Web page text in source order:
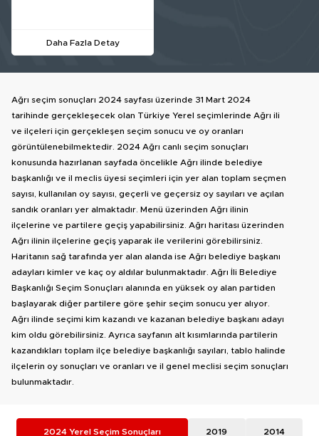
Daha Fazla Detay
Ağrı seçim sonuçları 2024 sayfası üzerinde 31 Mart 2024
tarihinde gerçekleşecek olan Türkiye Yerel seçimlerinde Ağrı ili
ve ilçeleri için gerçekleşen seçim sonucu ve oy oranları
görüntülenebilmektedir. 2024 Ağrı canlı seçim sonuçları
konusunda hazırlanan sayfada öncelikle Ağrı ilinde belediye
başkanlığı ve il meclis üyesi seçimleri için yer alan toplam seçmen
sayısı, kullanılan oy sayısı, geçerli ve geçersiz oy sayıları ve açılan
sandık oranları yer almaktadır. Menü üzerinden Ağrı ilinin
ilçelerine ve partilere geçiş yapabilirsiniz. Ağrı haritası üzerinden
Ağrı ilinin ilçelerine geçiş yaparak ile verilerini görebilirsiniz.
Haritanın sağ tarafında yer alan alanda ise Ağrı belediye başkanı
adayları kimler ve kaç oy aldılar bulunmaktadır. Ağrı İli Belediye
Başkanlığı Seçim Sonuçları alanında en yüksek oy alan partiden
başlayarak diğer partilere göre şehir seçim sonucu yer alıyor.
Ağrı ilinde seçimi kim kazandı ve kazanan belediye başkanı adayı
kim oldu görebilirsiniz. Ayrıca sayfanın alt kısımlarında partilerin
kazandıkları toplam ilçe belediye başkanlığı sayıları, tablo halinde
ilçelerin oy sonuçları ve oranları ve il genel meclisi seçim sonuçları
bulunmaktadır.
2024 Yerel Seçim Sonuçları 2019 2014